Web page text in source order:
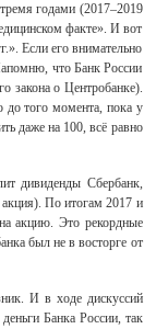
годами (2017–2019
факте». И вот
Если его внимательно
что Банк России
закона о Центробанке).
до того момента, пока у
даже на 100, всё равно
дивиденды Сбербанк,
акция). По итогам 2017 и
акцию. Это рекордные
был не в восторге от
И в ходе дискуссий
Банка России, так